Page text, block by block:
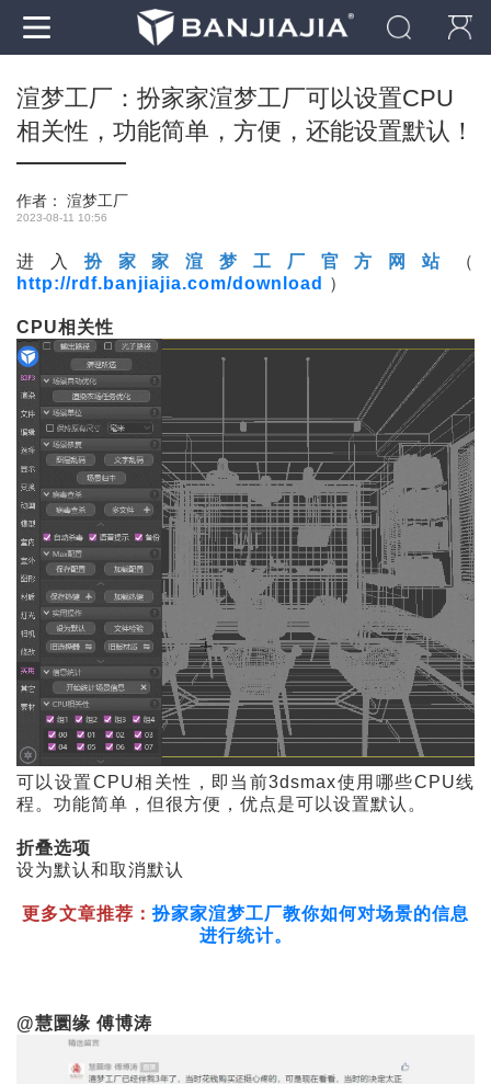
渲梦工厂：扮家家渲梦工厂可以设置CPU
相关性，功能简单，方便，还能设置默认！
作者： 渲梦工厂
2023-08-11 10:56
进入 扮家家渲梦工厂官方网站
（
http://rdf.banjiajia.com/download
）
CPU相关性
可以设置CPU相关性，即当前3dsmax使用哪些CPU线
程。功能简单，但很方便，优点是可以设置默认。
折叠选项
设为默认和取消默认
更多文章推荐： 扮家家渲梦工厂教你如何对场景的信息
进行统计。
@慧圜缘 傅博涛